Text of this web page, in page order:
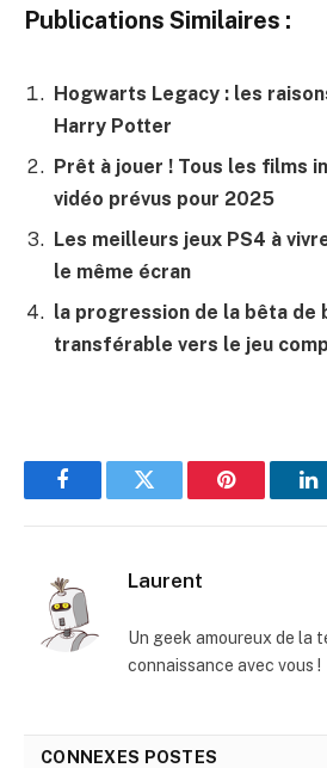
Publications Similaires :
Hogwarts Legacy : les
Harry Potter
Prêt à jouer ! Tous les films
vidéo prévus pour 2025
Les meilleurs jeux PS4 à
le même écran
la progression de la bêta de
transférable vers le jeu
FacebookTwitter Pinterest
Laurent
Un geek amoureux de la
connaissance avec vous !
CONNEXES POSTES